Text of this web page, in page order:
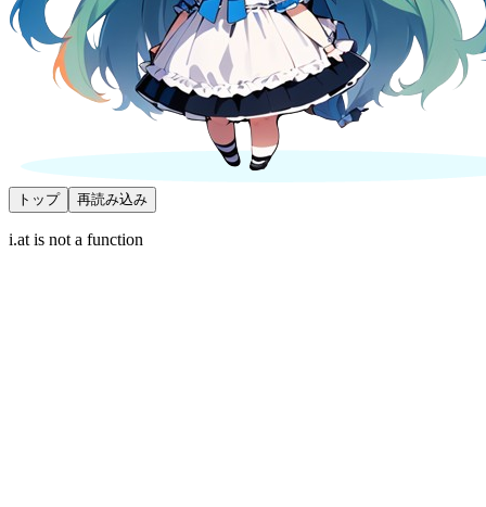
トップ 再読み込み
i.at is not a function